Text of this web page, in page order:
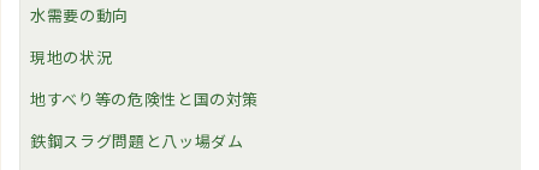
水需要の動向
現地の状況
地すべり等の危険性と国の対策
鉄鋼スラグ問題と八ッ場ダム